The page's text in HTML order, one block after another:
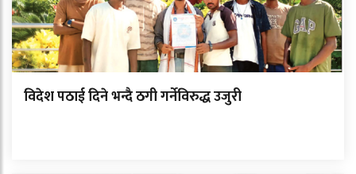
विदेश पठाई दिने भन्दै ठगी गर्नेविरुद्ध उजुरी